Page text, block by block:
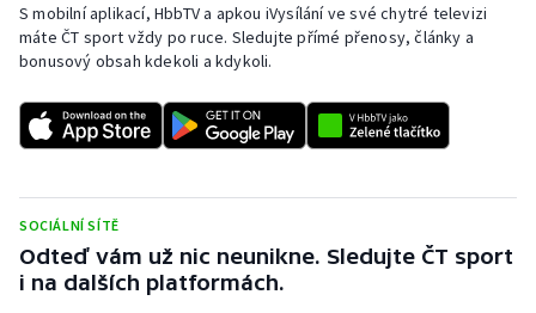
S mobilní aplikací, HbbTV a apkou iVysílání ve své chytré televizi
máte ČT sport vždy po ruce. Sledujte přímé přenosy, články a
bonusový obsah kdekoli a kdykoli.
SOCIÁLNÍ SÍTĚ
Odteď vám už nic neunikne. Sledujte ČT sport
i na dalších platformách.